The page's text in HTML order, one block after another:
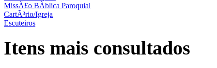
MissÃ£o BÃ­blica Paroquial
CartÃ³rio/Igreja
Escuteiros
Itens mais consultados